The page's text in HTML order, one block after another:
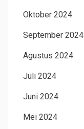
Oktober 2024
September 2024
Agustus 2024
Juli 2024
Juni 2024
Mei 2024